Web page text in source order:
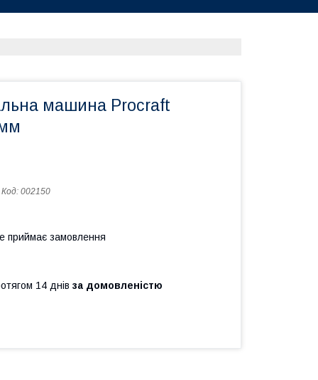
машина Procraft
Код: 002150
приймає замовлення
14 днів за домовленістю